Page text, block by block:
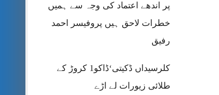
پر اندھے اعتماد کی وجہ سے ہمیں
خطرات لاحق ہیں پروفیسر احمد
رفیق
کلرسیداں ڈکیتی‘ڈاکو1 کروڑ کے
طلائی زیورات لے اڑے